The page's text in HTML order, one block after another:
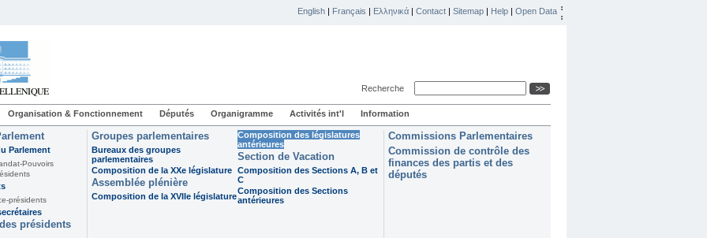
English | Français | Ελληνικά | Contact | Sitemap | Help | Open Data
Recherche
Organisation & Fonctionnement Députés Organigramme Activités int'l Information
Parlement
Pouvoirs
présidents
présidents
Groupes parlementaires
Bureaux des groupes
parlementaires
Composition de la XXe législature
Assemblée plénière
Composition de la XVIIe législature
Composition des législatures
antérieures
Section de Vacation
Composition des Sections A, B et
C
Composition des Sections
antérieures
Commissions Parlementaires
Commission de contrôle des
finances des partis et des
députés